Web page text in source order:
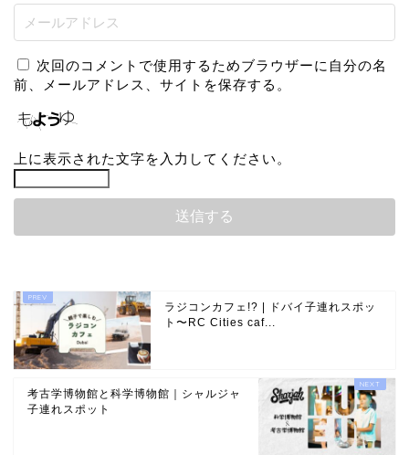
次回のコメントで使用するためブラウザーに自分の名
前、メールアドレス、サイトを保存する。
上に表示された文字を入力してください。
ラジコンカフェ!? | ドバイ子連れスポッ
ト〜RC Cities caf...
考古学博物館と科学博物館｜シャルジャ
子連れスポット